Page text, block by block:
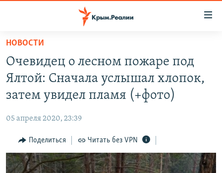
Вернуться
основному
содержанию
главной
навигации
Вернутся
поиску
СПЕЦПРОЕКТЫ
11 ЛЕТ ОККУПАЦИИ КРЫМА. 11 ИСТОРИЙ СОПРОТИВЛЕНИЯ
ЕЩЕ
ИНТЕРАКТИВ
ИНФОГРАФИКА
РАДІО СВОБОДА
КАК ОБОЙТИ БЛОКИРОВКУ
НОВОСТИ
Очевидец о лесном пожаре под
Ялтой: Сначала услышал хлопок,
затем увидел пламя (+фото)
05 апреля 2020, 23:39
Поделиться Читать без VPN